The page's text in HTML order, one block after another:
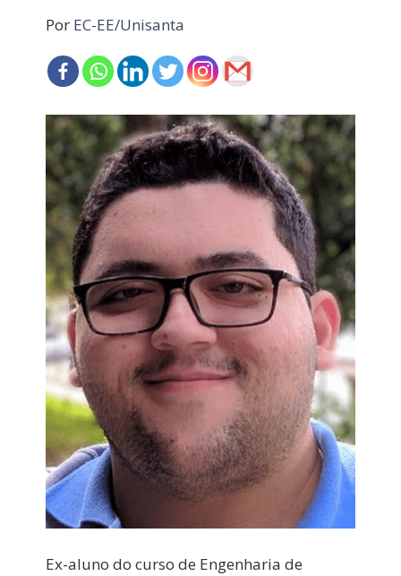
Por EC-EE/Unisanta
Ex-aluno do curso de Engenharia de